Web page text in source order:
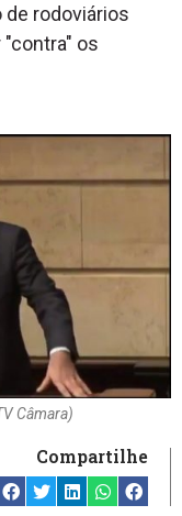
rodoviários
"contra" os
Câmara)
Compartilhe